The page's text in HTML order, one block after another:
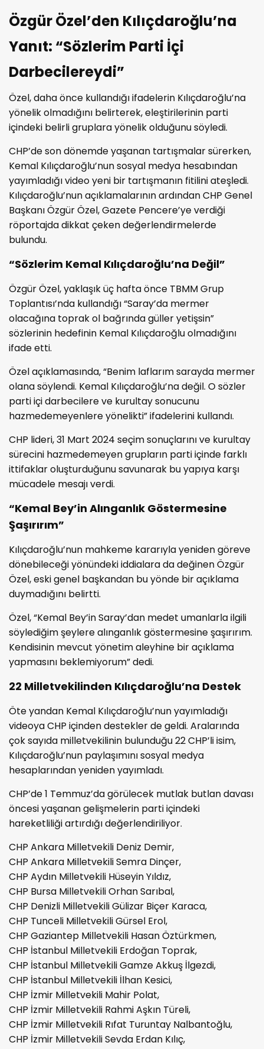
Özgür Özel’den Kılıçdaroğlu’na
Yanıt: “Sözlerim Parti İçi
Darbecilereydi”
Özel, daha önce kullandığı ifadelerin Kılıçdaroğlu’na
yönelik olmadığını belirterek, eleştirilerinin parti
içindeki belirli gruplara yönelik olduğunu söyledi.
CHP’de son dönemde yaşanan tartışmalar sürerken,
Kemal Kılıçdaroğlu’nun sosyal medya hesabından
yayımladığı video yeni bir tartışmanın fitilini ateşledi.
Kılıçdaroğlu’nun açıklamalarının ardından CHP Genel
Başkanı Özgür Özel, Gazete Pencere’ye verdiği
röportajda dikkat çeken değerlendirmelerde
bulundu.
“Sözlerim Kemal Kılıçdaroğlu’na Değil”
Özgür Özel, yaklaşık üç hafta önce TBMM Grup
Toplantısı’nda kullandığı “Saray’da mermer
olacağına toprak ol bağrında güller yetişsin”
sözlerinin hedefinin Kemal Kılıçdaroğlu olmadığını
ifade etti.
Özel açıklamasında, “Benim laflarım sarayda mermer
olana söylendi. Kemal Kılıçdaroğlu’na değil. O sözler
parti içi darbecilere ve kurultay sonucunu
hazmedemeyenlere yönelikti” ifadelerini kullandı.
CHP lideri, 31 Mart 2024 seçim sonuçlarını ve kurultay
sürecini hazmedemeyen grupların parti içinde farklı
ittifaklar oluşturduğunu savunarak bu yapıya karşı
mücadele mesajı verdi.
“Kemal Bey’in Alınganlık Göstermesine
Şaşırırım”
Kılıçdaroğlu’nun mahkeme kararıyla yeniden göreve
dönebileceği yönündeki iddialara da değinen Özgür
Özel, eski genel başkandan bu yönde bir açıklama
duymadığını belirtti.
Özel, “Kemal Bey’in Saray’dan medet umanlarla ilgili
söylediğim şeylere alınganlık göstermesine şaşırırım.
Kendisinin mevcut yönetim aleyhine bir açıklama
yapmasını beklemiyorum” dedi.
22 Milletvekilinden Kılıçdaroğlu’na Destek
Öte yandan Kemal Kılıçdaroğlu’nun yayımladığı
videoya CHP içinden destekler de geldi. Aralarında
çok sayıda milletvekilinin bulunduğu 22 CHP’li isim,
Kılıçdaroğlu’nun paylaşımını sosyal medya
hesaplarından yeniden yayımladı.
CHP’de 1 Temmuz’da görülecek mutlak butlan davası
öncesi yaşanan gelişmelerin parti içindeki
hareketliliği artırdığı değerlendiriliyor.
CHP Ankara Milletvekili Deniz Demir,
CHP Ankara Milletvekili Semra Dinçer,
CHP Aydın Milletvekili Hüseyin Yıldız,
CHP Bursa Milletvekili Orhan Sarıbal,
CHP Denizli Milletvekili Gülizar Biçer Karaca,
CHP Tunceli Milletvekili Gürsel Erol,
CHP Gaziantep Milletvekili Hasan Öztürkmen,
CHP İstanbul Milletvekili Erdoğan Toprak,
CHP İstanbul Milletvekili Gamze Akkuş İlgezdi,
CHP İstanbul Milletvekili İlhan Kesici,
CHP İzmir Milletvekili Mahir Polat,
CHP İzmir Milletvekili Rahmi Aşkın Türeli,
CHP İzmir Milletvekili Rıfat Turuntay Nalbantoğlu,
CHP İzmir Milletvekili Sevda Erdan Kılıç,